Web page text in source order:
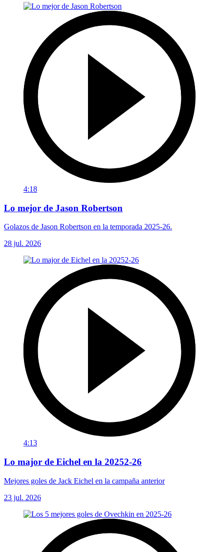
4:18
Lo mejor de Jason Robertson
Golazos de Jason Robertson en la temporada 2025-26.
28 jul. 2026
4:13
Lo major de Eichel en la 20252-26
Mejores goles de Jack Eichel en la campaña anterior
23 jul. 2026